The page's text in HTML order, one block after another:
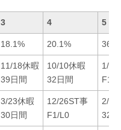
3 4 5
18.1% 20.1%
11/18休暇
39日間
10/10休暇
32日間
1/
F1/
3/23休暇
30日間
12/26ST事
F1/L0
2/24
32